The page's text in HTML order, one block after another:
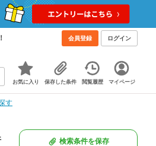
会員登録 ログイン
お気に入り 保存した条件 閲覧履歴 マイページ
す
検索条件を保存